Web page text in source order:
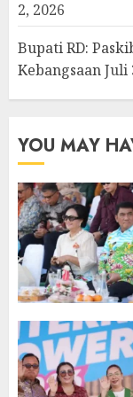
2, 2026
Bupati RD:
KebangsaanJuli
YOU MAY